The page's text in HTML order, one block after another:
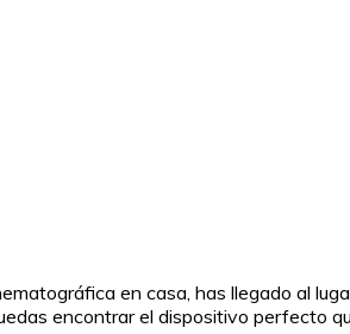
en casa, has llegado al
encontrar el dispositivo perfecto